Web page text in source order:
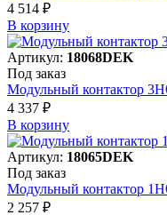
4 514 ₽
В корзинy
Артикул: 18068DEK
Под заказ
Модульный контактор
4 337 ₽
В корзинy
Артикул: 18065DEK
Под заказ
Модульный контактор
2 257 ₽